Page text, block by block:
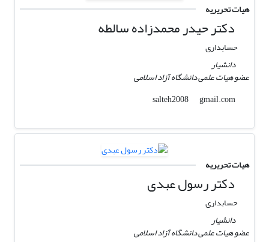
هیات تحریریه
دکتر حیدر محمدزاده سالطه
حسابداری
دانشیار
عضو هیات علمی دانشگاه آزاد اسلامی
salteh2008
gmail.com
هیات تحریریه
دکتر رسول عبدی
حسابداری
دانشیار
عضو هیات علمی دانشگاه آزاد اسلامی